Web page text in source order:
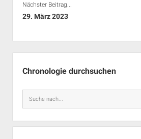
Nächster Beitrag...
29. März 2023
Chronologie durchsuchen